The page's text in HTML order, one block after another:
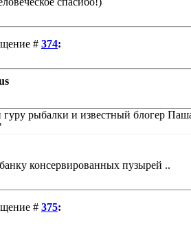
# 374:
рыбалки и известный блогер
консервированных пузырей ..
# 375: